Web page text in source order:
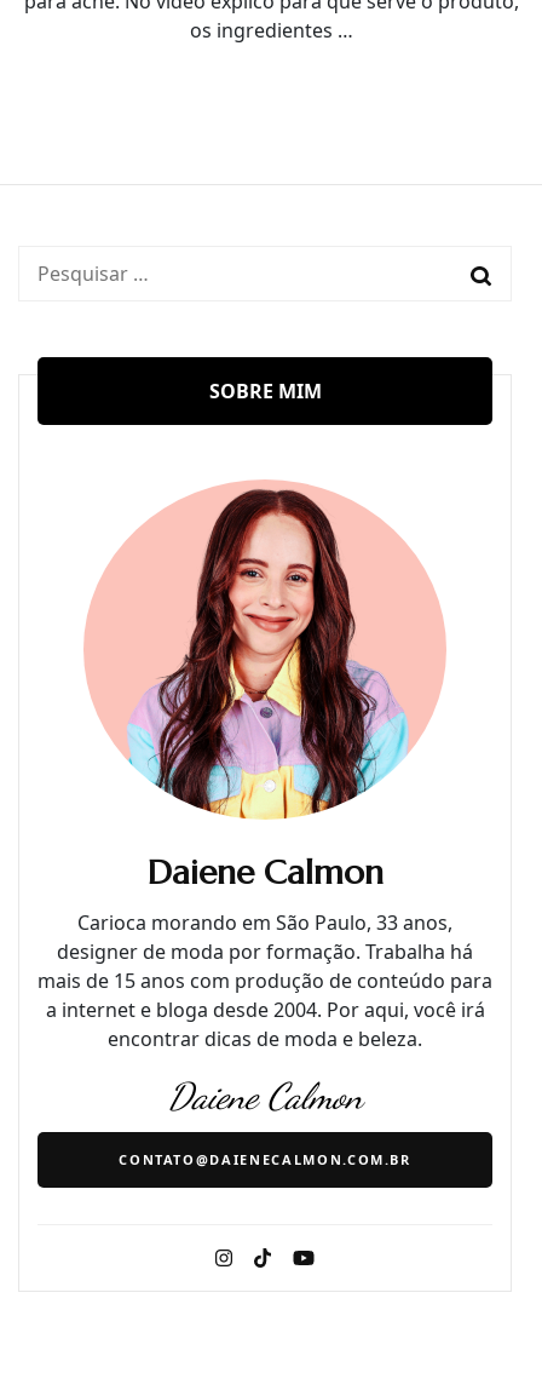
os ingredientes …
Pesquisar
SOBRE MIM
Daiene Calmon
Carioca morando em São Paulo, 33 anos,
designer de moda por formação. Trabalha há
mais de 15 anos com produção de conteúdo para
a internet e bloga desde 2004. Por aqui, você irá
encontrar dicas de moda e beleza.
Daiene Calmon
CONTATO@DAIENECALMON.COM.BR